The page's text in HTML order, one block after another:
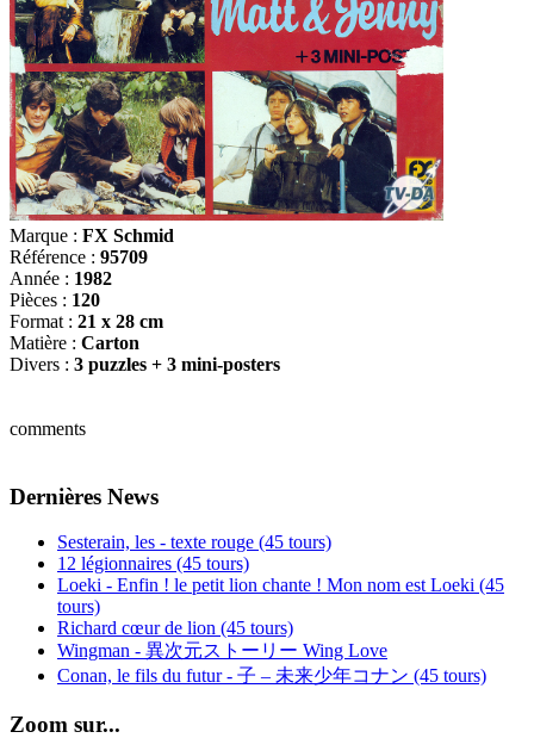
Marque : FX Schmid
Référence : 95709
Année : 1982
Pièces : 120
Format : 21 x 28 cm
Matière : Carton
Divers : 3 puzzles + 3 mini-posters
comments
Dernières News
Sesterain, les - texte rouge (45 tours)
12 légionnaires (45 tours)
Loeki - Enfin ! le petit lion chante ! Mon nom est Loeki (45
tours)
Richard cœur de lion (45 tours)
Wingman - 異次元ストーリー Wing Love
Conan, le fils du futur - 子 – 未来少年コナン (45 tours)
Zoom sur...